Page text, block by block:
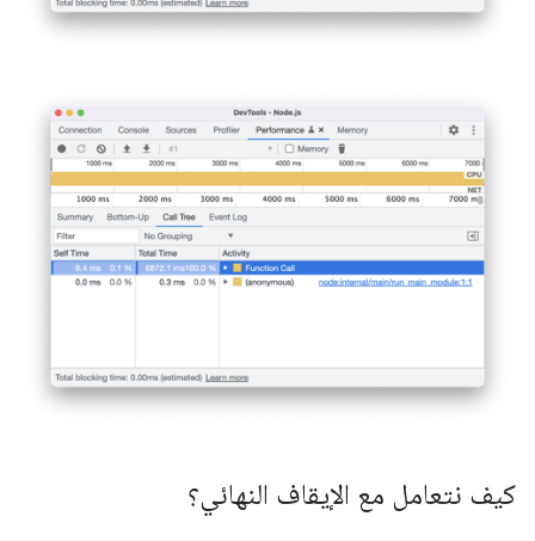
كيف نتعامل مع الإيقاف النهائي؟